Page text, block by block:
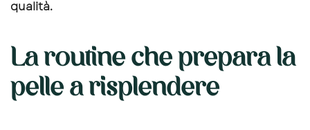
qualità.
La routine che prepara la
pelle a risplendere